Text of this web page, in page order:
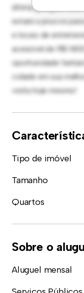
última geração.
estará a poucos
e locais de
acessível de R$
oportunidade
cidade em sua
visita hoje mesmo!
Tipo de imóvel
Tamanho
Quartos
Sobre o
Aluguel mensal